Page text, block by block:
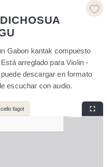
Gabon kantak compuesto
arreglado para Violin -
descargar en formato
escuchar con audio.
fagot